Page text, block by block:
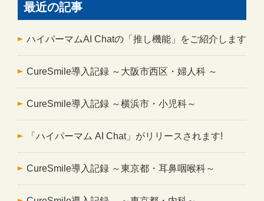
最近の記事
ハイパーマムAI Chatの「推し機能」をご紹介します
CureSmile導入記録 ～大阪市西区・婦人科 ～
CureSmile導入記録 ～横浜市・小児科～
「ハイパーマム AI Chat」がリリースされます!
CureSmile導入記録 ～東京都・耳鼻咽喉科～